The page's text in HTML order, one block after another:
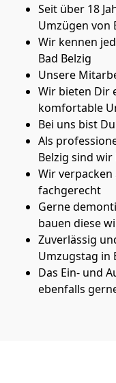
Seit über 18
Umzügen von
Wir kennen
Bad Belzig
Unsere
Wir bieten Dir
komfortable
Bei uns bist
Als
Belzig sind wir
Wir
fachgerecht
Gerne
bauen diese
Zuverlässig
Umzugstag in
Das Ein- und
ebenfalls